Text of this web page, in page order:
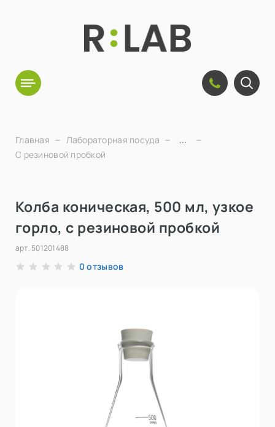
Главная Лабораторная посуда
...
С резиновой пробкой
Колба коническая, 500 мл, узкое
горло, с резиновой пробкой
арт. 501201488
0 отзывов